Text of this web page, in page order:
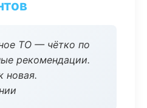
ТО — чётко по
рекомендации.
новая.